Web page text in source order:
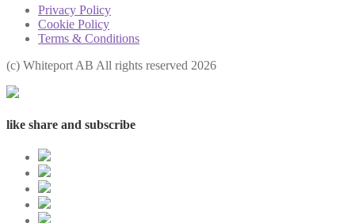
Privacy Policy
Cookie Policy
Terms & Conditions
(с) Whiteport AB All rights reserved 2026
like share and subscribe